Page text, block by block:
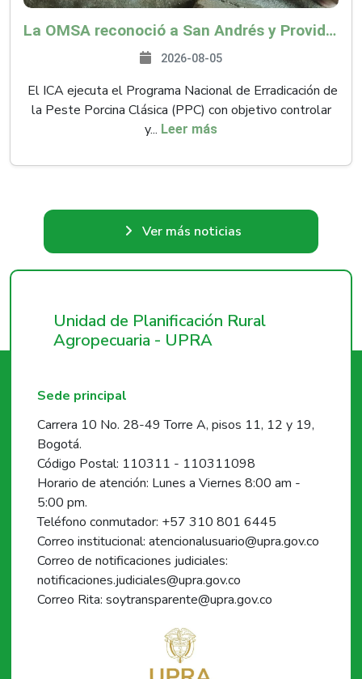
La OMSA reconoció a San Andrés y Providencia como zona libre de Peste Porcina Clásica (PPC)
2026-08-05
El ICA ejecuta el Programa Nacional de Erradicación de
la Peste Porcina Clásica (PPC) con objetivo controlar
y... Leer más
Ver más noticias
Unidad de Planificación Rural
Agropecuaria - UPRA
Sede principal
Carrera 10 No. 28-49 Torre A, pisos 11, 12 y 19,
Bogotá.
Código Postal: 110311 - 110311098
Horario de atención: Lunes a Viernes 8:00 am -
5:00 pm.
Teléfono conmutador: +57 310 801 6445
Correo institucional: atencionalusuario@upra.gov.co
Correo de notificaciones judiciales:
notificaciones.judiciales@upra.gov.co
Correo Rita: soytransparente@upra.gov.co